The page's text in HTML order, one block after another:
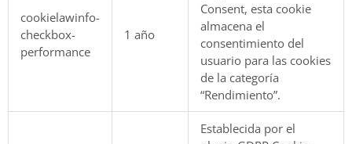
cookielawinfo-
checkbox-
performance
1 año
Consent, esta cookie
almacena el
consentimiento del
usuario para las cookies
de la categoría
“Rendimiento”.
Establecida por el